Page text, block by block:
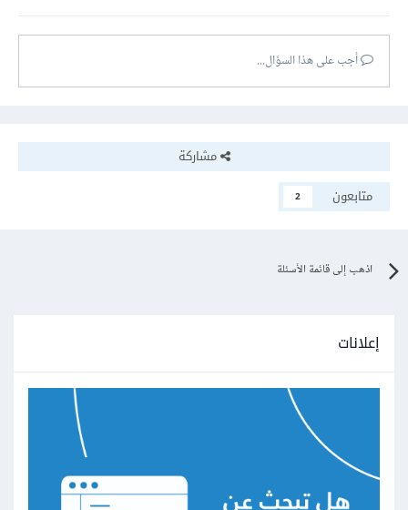
أجب على هذا السؤال...
مشاركة
متابعون
2
اذهب إلى قائمة الأسئلة
إعلانات